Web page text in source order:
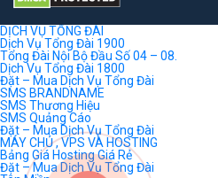
DỊCH VỤ TỔNG ĐÀI
Dịch Vụ Tổng Đài 1900
Tổng Đài Nội Bộ Đầu Số 04 – 08.
Dịch Vụ Tổng Đài 1800
Đặt – Mua Dịch Vụ Tổng Đài
SMS BRANDNAME
SMS Thương Hiệu
SMS Quảng Cáo
Đặt – Mua Dịch Vụ Tổng Đài
MÁY CHỦ , VPS VÀ HOSTING
Bảng Giá Hosting Giá Rẻ
Đặt – Mua Dịch Vụ Tổng Đài